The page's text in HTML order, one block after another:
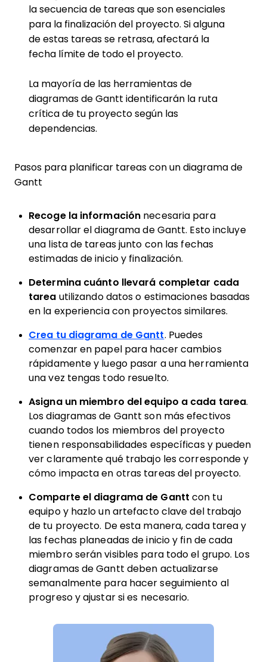
la secuencia de tareas que son esenciales
para la finalización del proyecto. Si alguna
de estas tareas se retrasa, afectará la
fecha límite de todo el proyecto.
La mayoría de las herramientas de
diagramas de Gantt identificarán la ruta
crítica de tu proyecto según las
dependencias.
Pasos para planificar tareas con un diagrama de
Gantt
Recoge la información necesaria para
desarrollar el diagrama de Gantt. Esto incluye
una lista de tareas junto con las fechas
estimadas de inicio y finalización.
Determina cuánto llevará completar cada
tarea utilizando datos o estimaciones basadas
en la experiencia con proyectos similares.
Crea tu diagrama de Gantt. Puedes
comenzar en papel para hacer cambios
rápidamente y luego pasar a una herramienta
una vez tengas todo resuelto.
Asigna un miembro del equipo a cada tarea.
Los diagramas de Gantt son más efectivos
cuando todos los miembros del proyecto
tienen responsabilidades específicas y pueden
ver claramente qué trabajo les corresponde y
cómo impacta en otras tareas del proyecto.
Comparte el diagrama de Gantt con tu
equipo y hazlo un artefacto clave del trabajo
de tu proyecto. De esta manera, cada tarea y
las fechas planeadas de inicio y fin de cada
miembro serán visibles para todo el grupo. Los
diagramas de Gantt deben actualizarse
semanalmente para hacer seguimiento al
progreso y ajustar si es necesario.